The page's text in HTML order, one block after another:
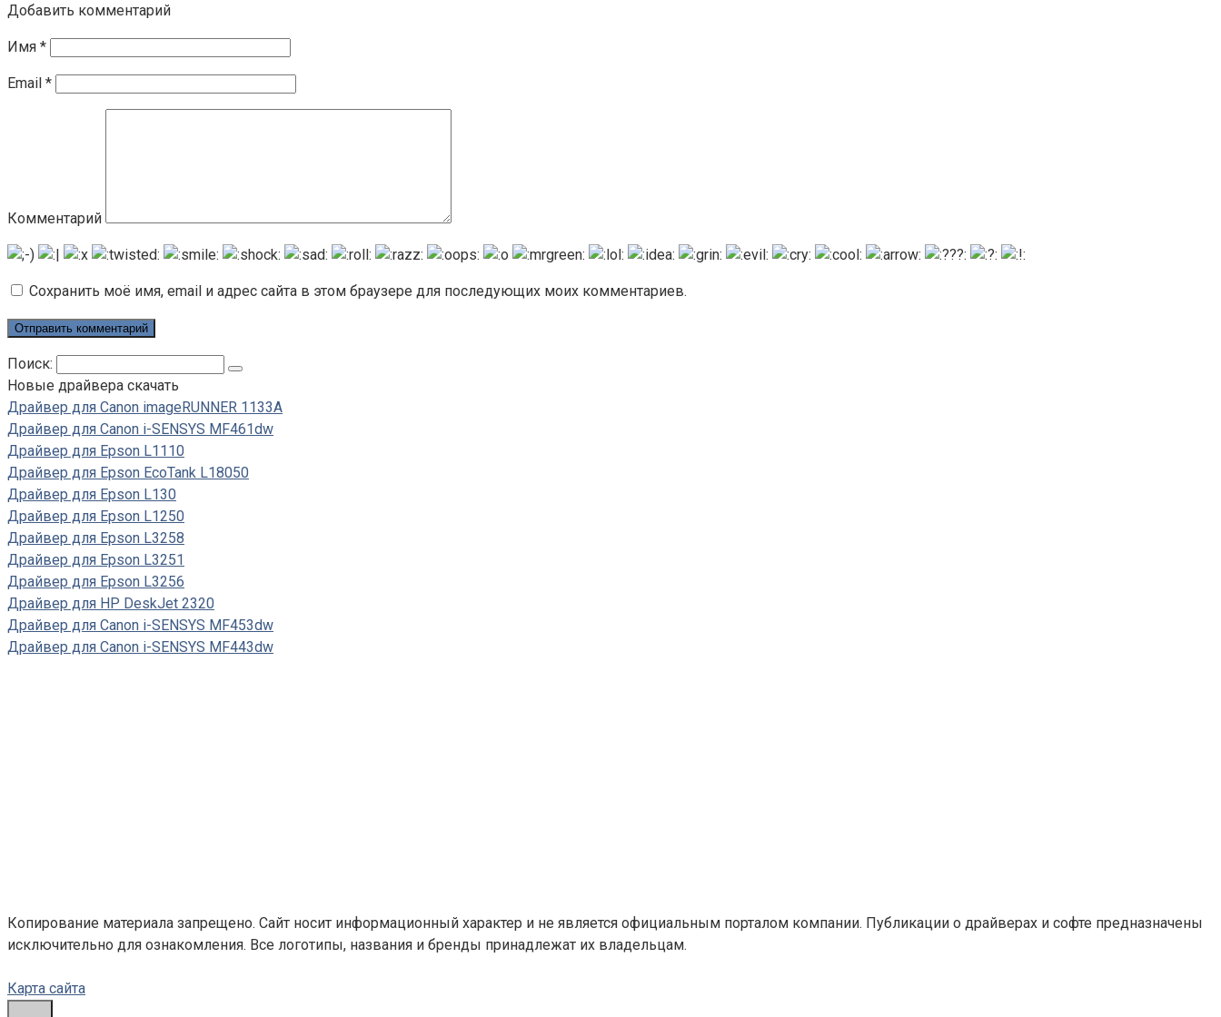
Добавить комментарий
Имя *
Email *
Комментарий
Сохранить моё имя, email и адрес сайта в этом браузере для последующих моих комментариев.
Поиск:
Новые драйвера скачать
Драйвер для Canon imageRUNNER 1133A
Драйвер для Canon i-SENSYS MF461dw
Драйвер для Epson L1110
Драйвер для Epson EcoTank L18050
Драйвер для Epson L130
Драйвер для Epson L1250
Драйвер для Epson L3258
Драйвер для Epson L3251
Драйвер для Epson L3256
Драйвер для HP DeskJet 2320
Драйвер для Canon i-SENSYS MF453dw
Драйвер для Canon i-SENSYS MF443dw
Копирование материала запрещено. Сайт носит информационный характер и не является официальным порталом компании. Публикации о драйверах и софте предназначены
исключительно для ознакомления. Все логотипы, названия и бренды принадлежат их владельцам.
Карта сайта